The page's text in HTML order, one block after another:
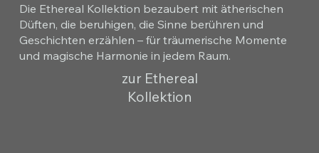
Die Ethereal Kollektion bezaubert mit ätherischen
Düften, die beruhigen, die Sinne berühren und
Geschichten erzählen – für träumerische Momente
und magische Harmonie in jedem Raum.
zur Ethereal
Kollektion